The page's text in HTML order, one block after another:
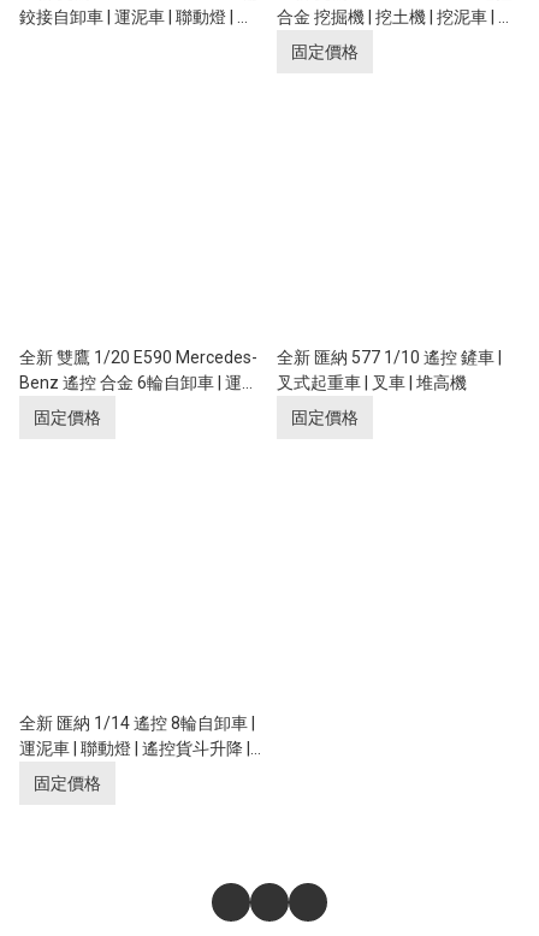
鉸接自卸車 | 運泥車 | 聯動燈 | 遙
合金 挖掘機 | 挖土機 | 挖泥車 | 全
比例控制 | 富豪汽車授權
固定價格
全新 雙鷹 1/20 E590 Mercedes-
Benz 遙控 合金 6輪自卸車 | 運泥
車 | 聯動燈 | 遙控貨斗升降 | 奔馳
固定價格
全新 匯納 577 1/10 遙控 鏟車 |
叉式起重車 | 叉車 | 堆高機
固定價格
全新 匯納 1/14 遙控 8輪自卸車 |
運泥車 | 聯動燈 | 遙控貨斗升降 |
536固定價格